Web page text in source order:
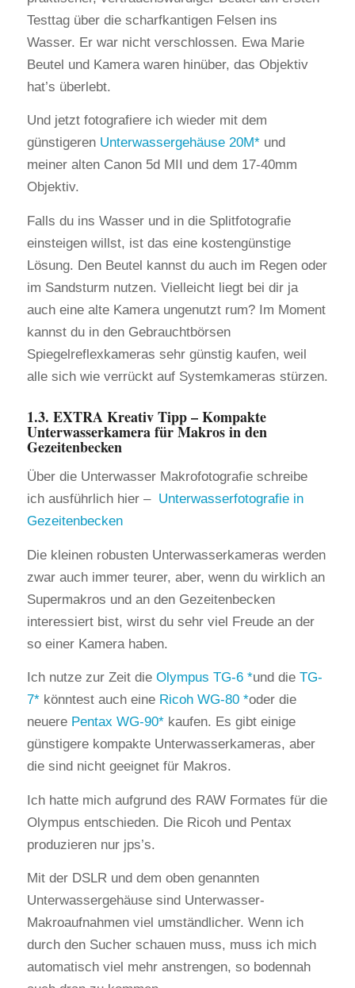
Testtag über die scharfkantigen Felsen ins
Wasser. Er war nicht verschlossen. Ewa Marie
Beutel und Kamera waren hinüber, das Objektiv
hat’s überlebt.
Und jetzt fotografiere ich wieder mit dem
günstigeren Unterwassergehäuse 20M und
meiner alten Canon 5d MII und dem 17-40mm
Objektiv.
Falls du ins Wasser und in die Splitfotografie
einsteigen willst, ist das eine kostengünstige
Lösung. Den Beutel kannst du auch im Regen oder
im Sandsturm nutzen. Vielleicht liegt bei dir ja
auch eine alte Kamera ungenutzt rum? Im Moment
kannst du in den Gebrauchtbörsen
Spiegelreflexkameras sehr günstig kaufen, weil
alle sich wie verrückt auf Systemkameras stürzen.
1.3. EXTRA Kreativ Tipp – Kompakte
Unterwasserkamera für Makros in den
Gezeitenbecken
Über die Unterwasser Makrofotografie schreibe
ich ausführlich hier – Unterwasserfotografie in
Gezeitenbecken
Die kleinen robusten Unterwasserkameras werden
zwar auch immer teurer, aber, wenn du wirklich an
Supermakros und an den Gezeitenbecken
interessiert bist, wirst du sehr viel Freude an der
so einer Kamera haben.
Ich nutze zur Zeit die Olympus TG-6 und die TG-
7 könntest auch eineRicoh WG-80
oder die
neuere Pentax WG-90 kaufen. Es gibt einige
günstigere kompakte Unterwasserkameras, aber
die sind nicht geeignet für Makros.
Ich hatte mich aufgrund des RAW Formates für die
Olympus entschieden. Die Ricoh und Pentax
produzieren nur jps’s.
Mit der DSLR und dem oben genannten
Unterwassergehäuse sind Unterwasser-
Makroaufnahmen viel umständlicher. Wenn ich
durch den Sucher schauen muss, muss ich mich
automatisch viel mehr anstrengen, so bodennah